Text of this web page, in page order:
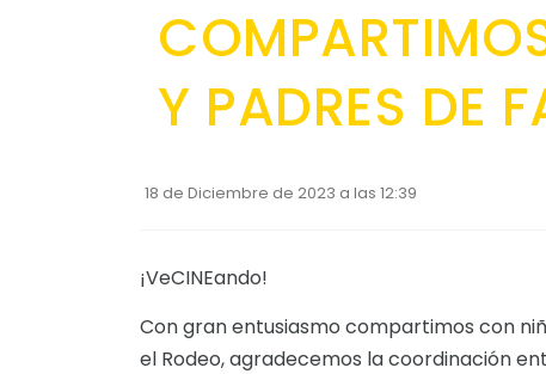
Y PADRES DE
18 de Diciembre de 2023 a las 12:39
¡VeCINEando!
Con gran entusiasmo compartimos con
el Rodeo, agradecemos la coordinación